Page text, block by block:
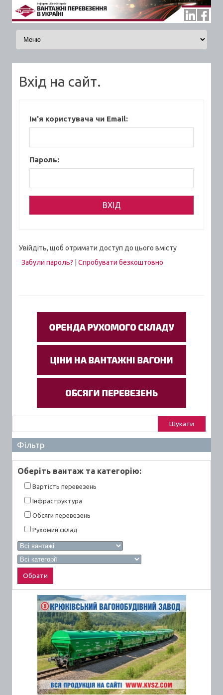
Skip to content
Вхід на сайт.
Ім'я користувача чи Email:
Пароль:
Увійдіть, щоб отримати доступ до цього вмісту
Забули пароль?
Спробувати безкоштовно
Фільтр
Оберiть вантаж та категорiю:
Вартiсть перевезень
Інфраструктура
Обсяги перевезень
Рухомий склад